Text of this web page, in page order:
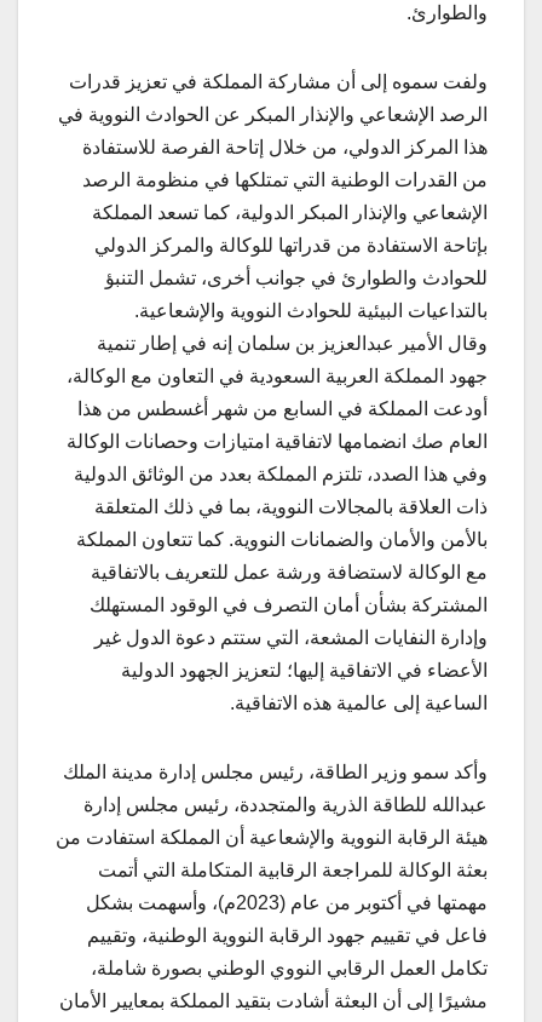
والطوارئ.
ولفت سموه إلى أن مشاركة المملكة في تعزيز قدرات
الرصد الإشعاعي والإنذار المبكر عن الحوادث النووية في
هذا المركز الدولي، من خلال إتاحة الفرصة للاستفادة
من القدرات الوطنية التي تمتلكها في منظومة الرصد
الإشعاعي والإنذار المبكر الدولية، كما تسعد المملكة
بإتاحة الاستفادة من قدراتها للوكالة والمركز الدولي
للحوادث والطوارئ في جوانب أخرى، تشمل التنبؤ
بالتداعيات البيئية للحوادث النووية والإشعاعية.
وقال الأمير عبدالعزيز بن سلمان إنه في إطار تنمية
جهود المملكة العربية السعودية في التعاون مع الوكالة،
أودعت المملكة في السابع من شهر أغسطس من هذا
العام صك انضمامها لاتفاقية امتيازات وحصانات الوكالة
وفي هذا الصدد، تلتزم المملكة بعدد من الوثائق الدولية
ذات العلاقة بالمجالات النووية، بما في ذلك المتعلقة
بالأمن والأمان والضمانات النووية. كما تتعاون المملكة
مع الوكالة لاستضافة ورشة عمل للتعريف بالاتفاقية
المشتركة بشأن أمان التصرف في الوقود المستهلك
وإدارة النفايات المشعة، التي ستتم دعوة الدول غير
الأعضاء في الاتفاقية إليها؛ لتعزيز الجهود الدولية
الساعية إلى عالمية هذه الاتفاقية.
وأكد سمو وزير الطاقة، رئيس مجلس إدارة مدينة الملك
عبدالله للطاقة الذرية والمتجددة، رئيس مجلس إدارة
هيئة الرقابة النووية والإشعاعية أن المملكة استفادت من
بعثة الوكالة للمراجعة الرقابية المتكاملة التي أتمت
مهمتها في أكتوبر من عام (2023م)، وأسهمت بشكل
فاعل في تقييم جهود الرقابة النووية الوطنية، وتقييم
تكامل العمل الرقابي النووي الوطني بصورة شاملة،
مشيرًا إلى أن البعثة أشادت بتقيد المملكة بمعايير الأمان